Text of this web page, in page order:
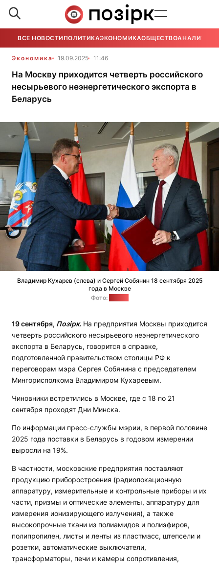
ВСЕ НОВОСТИ ПОЛИТИКАЭКОНОМИКАОБЩЕСТВОАНАЛИТИКА
Экономика 19.09.2025 11:46
На Москву приходится четверть российского
несырьевого неэнергетического экспорта в
Беларусь
Владимир Кухарев (слева) и Сергей Собянин 18 сентября 2025
года в Москве
Фото:
19 сентября, Позірк. На предприятия Москвы приходится
четверть российского несырьевого неэнергетического
экспорта в Беларусь, говорится в справке,
подготовленной правительством столицы РФ к
переговорам мэра Сергея Собянина с председателем
Мингорисполкома Владимиром Кухаревым.
Чиновники встретились в Москве, где с 18 по 21
сентября проходят Дни Минска.
По информации пресс-службы мэрии, в первой половине
2025 года поставки в Беларусь в годовом измерении
выросли на 19%.
В частности, московские предприятия поставляют
продукцию приборостроения (радиолокационную
аппаратуру, измерительные и контрольные приборы и их
части, призмы и оптические элементы, аппаратуру для
измерения ионизирующего излучения), а также
высокопрочные ткани из полиамидов и полиэфиров,
полипропилен, листы и ленты из пластмасс, штепсели и
розетки, автоматические выключатели,
трансформаторы, печи и камеры сопротивления,